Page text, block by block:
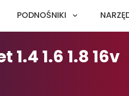
PODNOŚNIKI
1.6 1.8 16v